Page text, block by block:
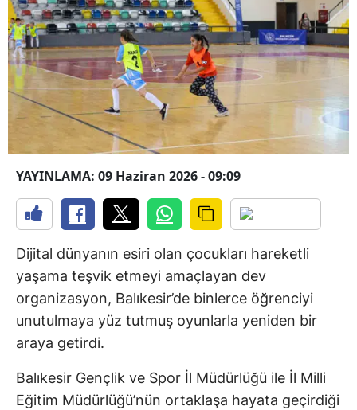
YAYINLAMA: 09 Haziran 2026 - 09:09
Dijital dünyanın esiri olan çocukları hareketli
yaşama teşvik etmeyi amaçlayan dev
organizasyon, Balıkesir’de binlerce öğrenciyi
unutulmaya yüz tutmuş oyunlarla yeniden bir
araya getirdi.
Balıkesir Gençlik ve Spor İl Müdürlüğü ile İl Milli
Eğitim Müdürlüğü’nün ortaklaşa hayata geçirdiği